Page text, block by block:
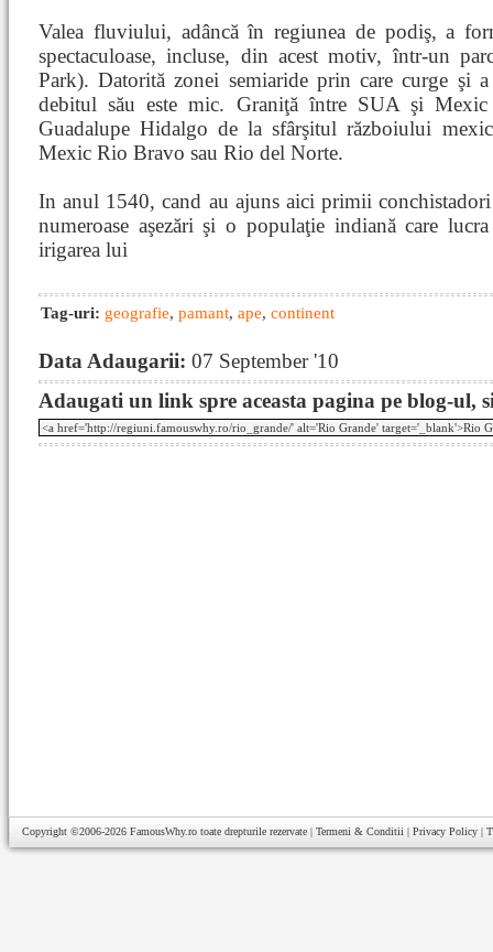
Valea fluviului, adâncă în regiunea de podiş, a
spectaculoase, incluse, din acest motiv, într-un
Park). Datorită zonei semiaride prin care curge şi
debitul său este mic. Graniţă între SUA şi
Guadalupe Hidalgo de la sfârşitul războiului
Mexic Rio Bravo sau Rio del Norte.
In anul 1540, cand au ajuns aici primii
numeroase aşezări şi o populaţie indiană care
irigarea lui
Tag-uri: geografie, pamant, ape, continent
Data Adaugarii: 07 September '10
Adaugati un link spre aceasta pagina pe blog-ul,
Copyright ©2006-2026 FamousWhy.ro toate drepturile rezervate | Termeni & Conditii | Privacy Policy |